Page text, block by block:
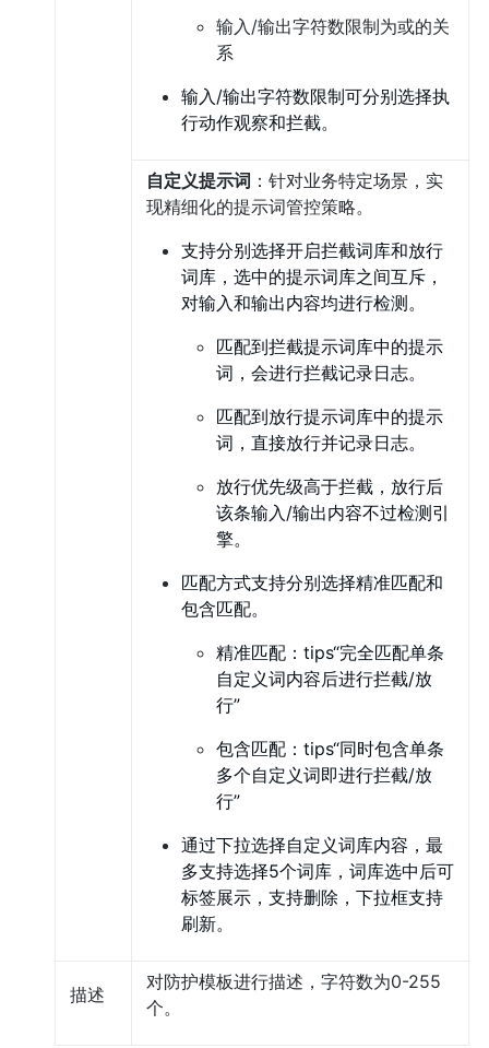
输入/输出字符数限制为或的关
系
输入/输出字符数限制可分别选择执
行动作观察和拦截。
自定义提示词 ：针对业务特定场景，实
现精细化的提示词管控策略。
支持分别选择开启拦截词库和放行
词库，选中的提示词库之间互斥，
对输入和输出内容均进行检测。
匹配到拦截提示词库中的提示
词，会进行拦截记录日志。
匹配到放行提示词库中的提示
词，直接放行并记录日志。
放行优先级高于拦截，放行后
该条输入/输出内容不过检测引
擎。
匹配方式支持分别选择精准匹配和
包含匹配。
精准匹配：tips“完全匹配单条
自定义词内容后进行拦截/放
行”
包含匹配：tips“同时包含单条
多个自定义词即进行拦截/放
行”
通过下拉选择自定义词库内容，最
多支持选择5个词库，词库选中后可
标签展示，支持删除，下拉框支持
刷新。
描述
对防护模板进行描述，字符数为0-255
个。